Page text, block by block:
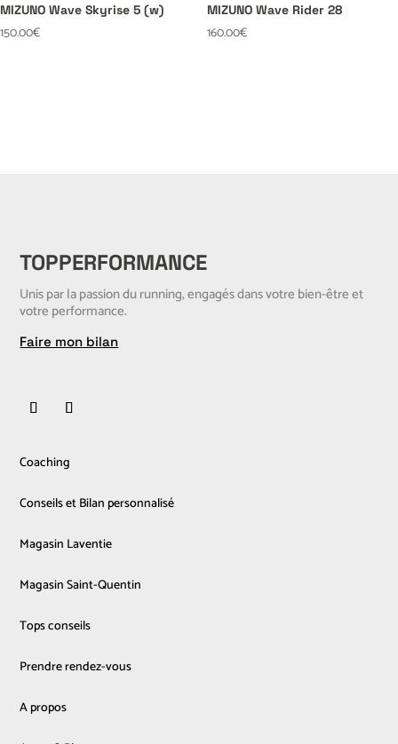
MIZUNO Wave Skyrise 5 (w)
150.00€
MIZUNO Wave Rider 28
160.00€
TOPPERFORMANCE
Unis par la passion du running, engagés dans votre bien-être et
votre performance.
Faire mon bilan
Coaching
Conseils et Bilan personnalisé
Magasin Laventie
Magasin Saint-Quentin
Tops conseils
Prendre rendez-vous
A propos